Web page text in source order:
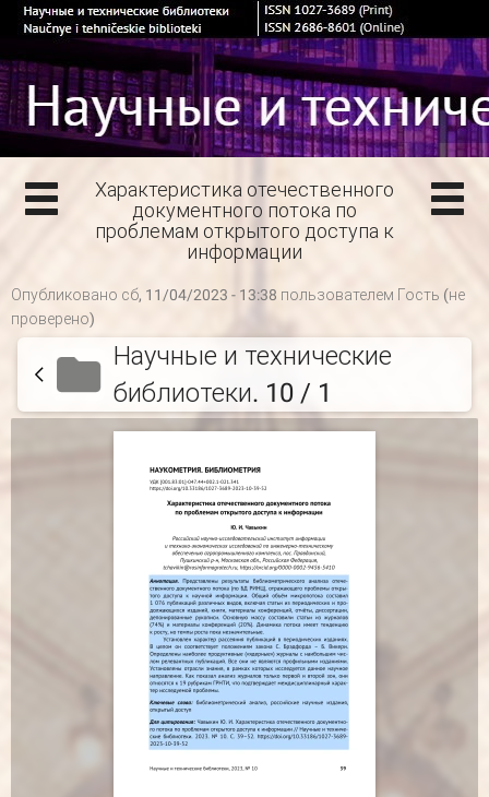
Характеристика отечественного
документного потока по
проблемам открытого доступа к
информации
Опубликовано сб, 11/04/2023 - 13:38 пользователем Гость (не
проверено)
Научные и технические
библиотеки. 10 / 1